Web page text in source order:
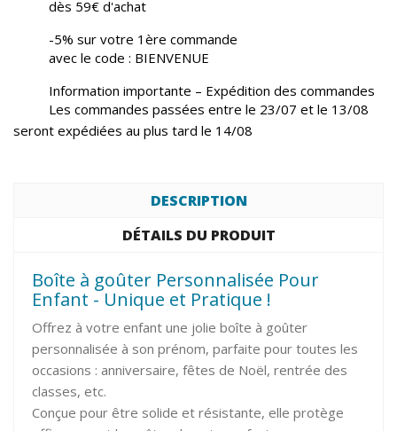
dès 59€ d'achat
-5% sur votre 1ère commande
avec le code : BIENVENUE
Information importante – Expédition des commandes
Les commandes passées entre le 23/07 et le 13/08
seront expédiées au plus tard le 14/08
DESCRIPTION
DÉTAILS DU PRODUIT
Boîte à goûter Personnalisée Pour
Enfant - Unique et Pratique !
Offrez à votre enfant une jolie boîte à goûter
personnalisée à son prénom, parfaite pour toutes les
occasions : anniversaire, fêtes de Noël, rentrée des
classes, etc.
Conçue pour être solide et résistante, elle protège